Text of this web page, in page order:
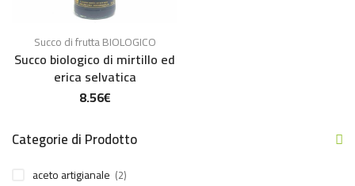
Succo di frutta BIOLOGICO
Succo biologico di mirtillo ed
erica selvatica
8.56€
Categorie di Prodotto
aceto artigianale (2)